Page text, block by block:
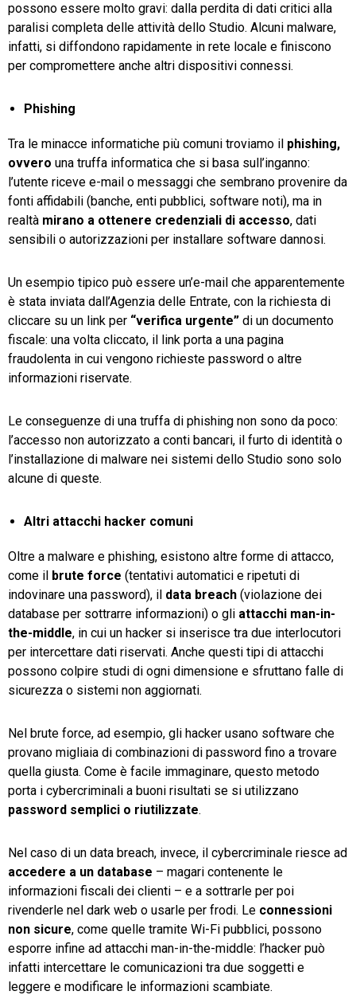
possono essere molto gravi: dalla perdita di dati critici alla
paralisi completa delle attività dello Studio. Alcuni malware,
infatti, si diffondono rapidamente in rete locale e finiscono
per compromettere anche altri dispositivi connessi.
Phishing
Tra le minacce informatiche più comuni troviamo il phishing,
ovvero una truffa informatica che si basa sull’inganno:
l’utente riceve e-mail o messaggi che sembrano provenire da
fonti affidabili (banche, enti pubblici, software noti), ma in
realtà mirano a ottenere credenziali di accesso, dati
sensibili o autorizzazioni per installare software dannosi.
Un esempio tipico può essere un’e-mail che apparentemente
è stata inviata dall’Agenzia delle Entrate, con la richiesta di
cliccare su un link per “verifica urgente” di un documento
fiscale: una volta cliccato, il link porta a una pagina
fraudolenta in cui vengono richieste password o altre
informazioni riservate.
Le conseguenze di una truffa di phishing non sono da poco:
l’accesso non autorizzato a conti bancari, il furto di identità o
l’installazione di malware nei sistemi dello Studio sono solo
alcune di queste.
Altri attacchi hacker comuni
Oltre a malware e phishing, esistono altre forme di attacco,
come il brute force (tentativi automatici e ripetuti di
indovinare una password), il data breach (violazione dei
database per sottrarre informazioni) o gli attacchi man-in-
the-middle, in cui un hacker si inserisce tra due interlocutori
per intercettare dati riservati. Anche questi tipi di attacchi
possono colpire studi di ogni dimensione e sfruttano falle di
sicurezza o sistemi non aggiornati.
Nel brute force, ad esempio, gli hacker usano software che
provano migliaia di combinazioni di password fino a trovare
quella giusta. Come è facile immaginare, questo metodo
porta i cybercriminali a buoni risultati se si utilizzano
password semplici o riutilizzate.
Nel caso di un data breach, invece, il cybercriminale riesce ad
accedere a un database – magari contenente le
informazioni fiscali dei clienti – e a sottrarle per poi
rivenderle nel dark web o usarle per frodi. Le connessioni
non sicure, come quelle tramite Wi-Fi pubblici, possono
esporre infine ad attacchi man-in-the-middle: l’hacker può
infatti intercettare le comunicazioni tra due soggetti e
leggere e modificare le informazioni scambiate.